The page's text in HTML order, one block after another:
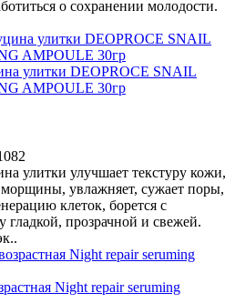
о сохранении молодости.
улитки DEOPROCE SNAIL
AMPOULE 30гр
улитки улучшает текстуру кожи,
увлажняет, сужает поры,
клеток, борется с
гладкой, прозрачной и свежей.
Night repair seruming